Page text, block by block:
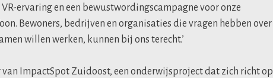
ervaring en een bewustwordingscampagne voor onze
Bewoners, bedrijven en organisaties die vragen hebben over
willen werken, kunnen bij ons terecht.’
ImpactSpot Zuidoost, een onderwijsproject dat zich richt op